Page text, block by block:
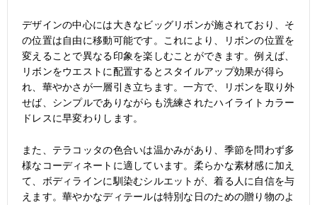
デザインの中心には大きなビッグリボンが施されており、そ
の位置は自由に移動可能です。これにより、リボンの位置を
変えることで異なる印象を楽しむことができます。例えば、
リボンをウエストに配置するとスタイルアップ効果が得ら
れ、華やかさが一層引き立ちます。一方で、リボンを取り外
せば、シンプルでありながらも洗練されたハイライトカラー
ドレスに早変わりします。
また、テラコッタの色合いは温かみがあり、季節を問わず多
様なコーディネートに適しています。柔らかな素材感に加え
て、ボディラインに馴染むシルエットが、着る人に自信を与
えます。華やかなディテールは特別な日のための贈り物のよ